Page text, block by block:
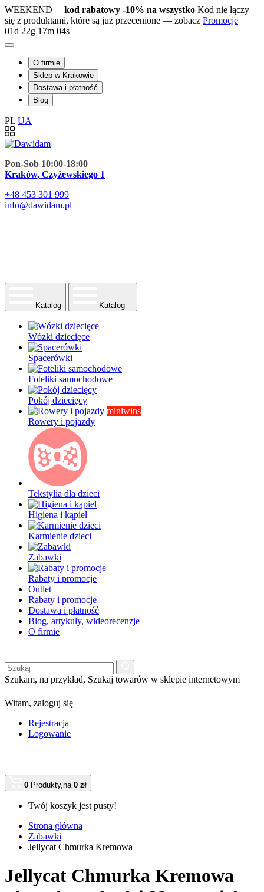
WEEKEND kod rabatowy -10% na wszystko Kod nie łączy
się z produktami, które są już przecenione — zobacz Promocje
01d 22g 17m 03s
O firmie
Sklep w Krakowie
Dostawa i płatność
Blog
PL UA
Pon-Sob 10:00-18:00
Kraków, Czyżewskiego 1
+48 453 301 999
info@dawidam.pl
Katalog Katalog
Wózki dziecięce
Spacerówki
Foteliki samochodowe
Pokój dziecięcy
miniwins
Rowery i pojazdy
Tekstylia dla dzieci
Higiena i kąpiel
Karmienie dzieci
Zabawki
Rabaty i promocje
Outlet
Rabaty i promocje
Dostawa i płatność
Blog, artykuły, wideorecenzje
O firmie
Szukam, na przykład, Szukaj towarów w sklepie internetowym
Witam, zaloguj się
Rejestracja
Logowanie
0 Produkty,na 0 zł
Twój koszyk jest pusty!
Strona główna
Zabawki
Jellycat Chmurka Kremowa
Jellycat Chmurka Kremowa